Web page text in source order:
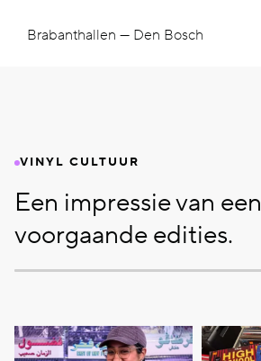
Brabanthallen — Den Bosch
VINYL CULTUUR
Een impressie van een
voorgaande edities.